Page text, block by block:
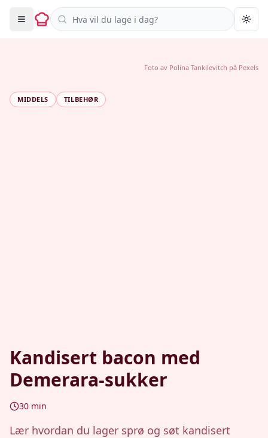
Søk i oppskrifter
MIDDELS TILBEHØR
Kandisert bacon med
Demerara-sukker
30 min
Lær hvordan du lager sprø og søt kandisert
Foto av Polina Tankilevitch på Pexels